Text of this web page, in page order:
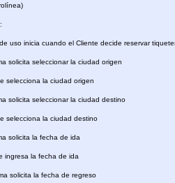
:
uso inicia cuando el Cliente decide reservar
solicita seleccionar la ciudad origen
selecciona la ciudad origen
solicita seleccionar la ciudad destino
selecciona la ciudad destino
solicita la fecha de ida
ingresa la fecha de ida
solicita la fecha de regreso